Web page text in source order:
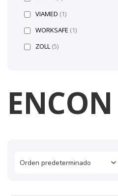
ENCON
VIAMED (1)
WORKSAFE (1)
ZOLL (5)